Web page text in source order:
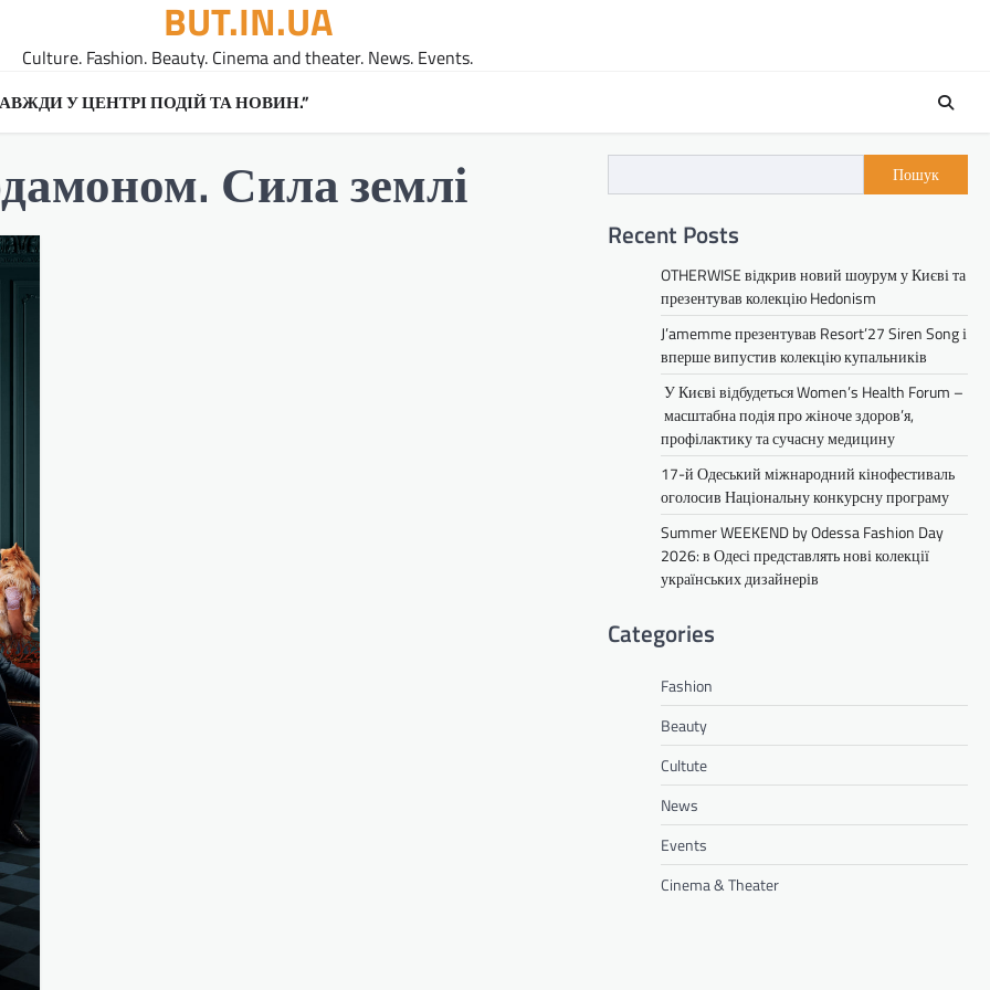
BUT.IN.UA
Culture. Fashion. Beauty. Cinema and theater. News. Events.
У ЦЕНТРІ ПОДІЙ ТА НОВИН.”
Сила землі Пошук
Recent Posts
OTHERWISE відкрив новий шоурум у Києві та
презентував колекцію Hedonism
J’amemme презентував Resort’27 Siren Song і
вперше випустив колекцію купальників
У Києві відбудеться Women’s Health Forum –
масштабна подія про жіноче здоров’я,
профілактику та сучасну медицину
17-й Одеський міжнародний кінофестиваль
оголосив Національну конкурсну програму
Summer WEEKEND by Odessa Fashion Day
2026: в Одесі представлять нові колекції
українських дизайнерів
Categories
Fashion
Beauty
Cultute
News
Events
Cinema & Theater